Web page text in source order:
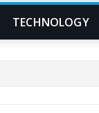
TECHNOLOGY